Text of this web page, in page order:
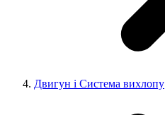
Двигун і Система вихлопу